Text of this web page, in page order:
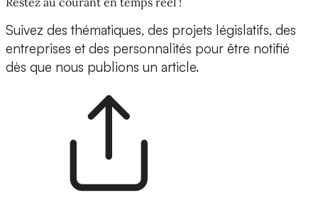
Suivez des thématiques, des projets législatifs, des
entreprises et des personnalités pour être notifié
dès que nous publions un article.